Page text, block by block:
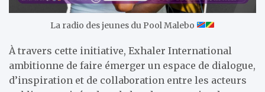
La radio des jeunes du Pool Malebo
À travers cette initiative, Exhaler International
ambitionne de faire émerger un espace de dialogue,
d’inspiration et de collaboration entre les acteurs